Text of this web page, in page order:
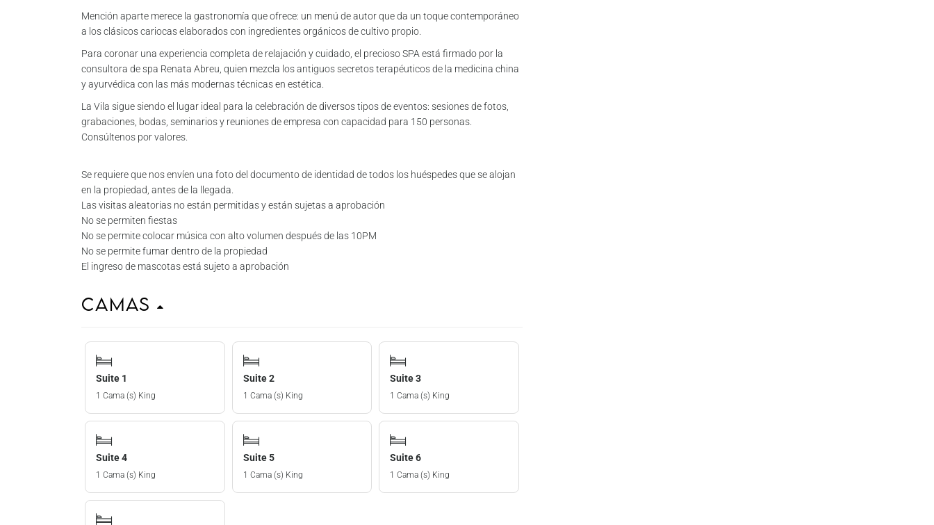
Mención aparte merece la gastronomía que ofrece: un menú de autor que da un toque contemporáneo
a los clásicos cariocas elaborados con ingredientes orgánicos de cultivo propio.
Para coronar una experiencia completa de relajación y cuidado, el precioso SPA está firmado por la
consultora de spa Renata Abreu, quien mezcla los antiguos secretos terapéuticos de la medicina china
y ayurvédica con las más modernas técnicas en estética.
La Vila sigue siendo el lugar ideal para la celebración de diversos tipos de eventos: sesiones de fotos,
grabaciones, bodas, seminarios y reuniones de empresa con capacidad para 150 personas.
Consúltenos por valores.
Se requiere que nos envíen una foto del documento de identidad de todos los huéspedes que se alojan
en la propiedad, antes de la llegada.
Las visitas aleatorias no están permitidas y están sujetas a aprobación
No se permiten fiestas
No se permite colocar música con alto volumen después de las 10PM
No se permite fumar dentro de la propiedad
El ingreso de mascotas está sujeto a aprobación
Camas
Suite 1
1 Cama (s) King
Suite 2
1 Cama (s) King
Suite 3
1 Cama (s) King
Suite 4
1 Cama (s) King
Suite 5
1 Cama (s) King
Suite 6
1 Cama (s) King